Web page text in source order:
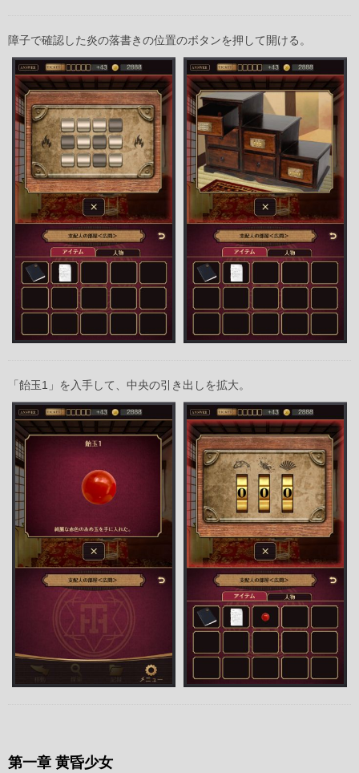
障子で確認した炎の落書きの位置のボタンを押して開ける。
「飴玉1」を入手して、中央の引き出しを拡大。
第一章 黄昏少女